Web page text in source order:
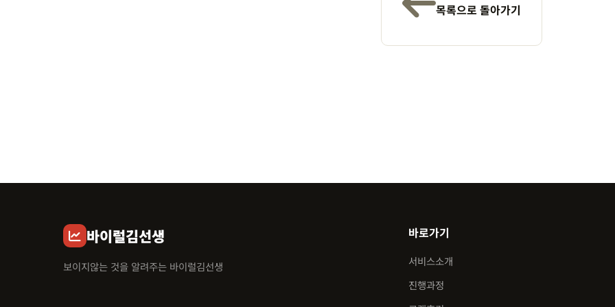
목록으로 돌아가기
바이럴김선생
보이지않는 것을 알려주는 바이럴김선생
바로가기
서비스소개
진행과정